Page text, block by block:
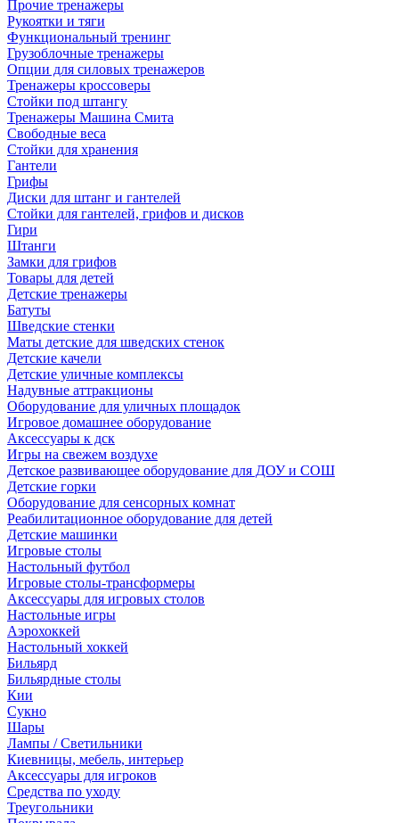
Прочие тренажеры
Рукоятки и тяги
Функциональный тренинг
Грузоблочные тренажеры
Опции для силовых тренажеров
Тренажеры кроссоверы
Стойки под штангу
Тренажеры Машина Смита
Свободные веса
Стойки для хранения
Гантели
Грифы
Диски для штанг и гантелей
Стойки для гантелей, грифов и дисков
Гири
Штанги
Замки для грифов
Товары для детей
Детские тренажеры
Батуты
Шведские стенки
Маты детские для шведских стенок
Детские качели
Детские уличные комплексы
Надувные аттракционы
Оборудование для уличных площадок
Игровое домашнее оборудование
Аксессуары к дск
Игры на свежем воздухе
Детское развивающее оборудование для ДОУ и СОШ
Детские горки
Оборудование для сенсорных комнат
Реабилитационное оборудование для детей
Детские машинки
Игровые столы
Настольный футбол
Игровые столы-трансформеры
Аксессуары для игровых столов
Настольные игры
Аэрохоккей
Настольный хоккей
Бильярд
Бильярдные столы
Кии
Сукно
Шары
Лампы / Светильники
Киевницы, мебель, интерьер
Аксессуары для игроков
Средства по уходу
Треугольники